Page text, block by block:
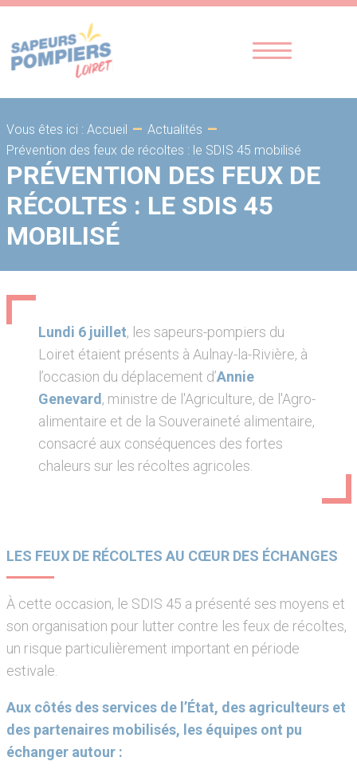
Vous êtes ici : Accueil - Actualités -
Prévention des feux de récoltes : le SDIS 45 mobilisé
PRÉVENTION DES FEUX DE
RÉCOLTES : LE SDIS 45
MOBILISÉ
Lundi 6 juillet, les sapeurs-pompiers du
Loiret étaient présents à Aulnay-la-Rivière, à
l’occasion du déplacement d’Annie
Genevard , ministre de l'Agriculture, de l'Agro-
alimentaire et de la Souveraineté alimentaire,
consacré aux conséquences des fortes
chaleurs sur les récoltes agricoles.
LES FEUX DE RÉCOLTES AU CŒUR DES ÉCHANGES
À cette occasion, le SDIS 45 a présenté ses moyens et
son organisation pour lutter contre les feux de récoltes,
un risque particulièrement important en période
estivale.
Aux côtés des services de l’État, des agriculteurs et
des partenaires mobilisés, les équipes ont pu
échanger autour :